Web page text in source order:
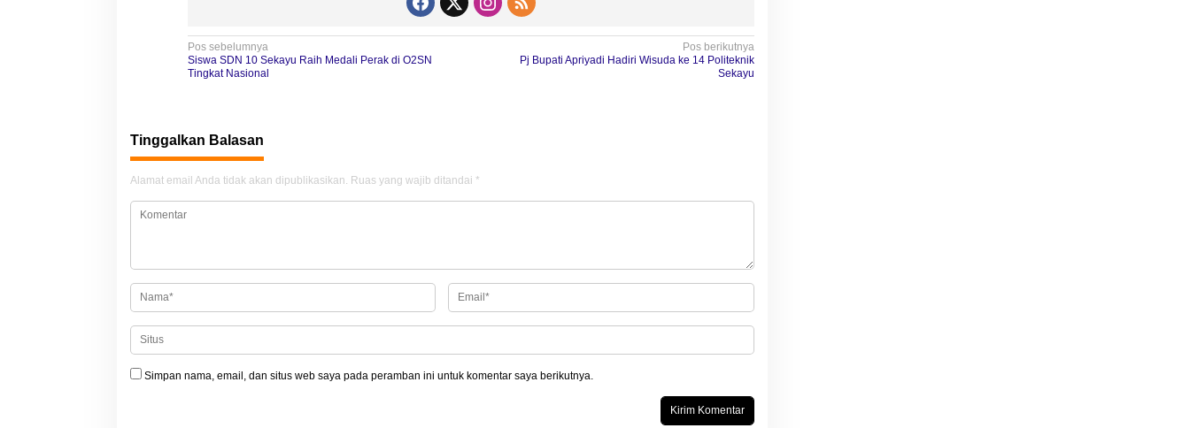
N
a
g
a
s
o
Pos sebelumnya
Siswa SDN 10 Sekayu Raih Medali Perak di O2SN
Tingkat Nasional
Pos berikutnya
Pj Bupati Apriyadi Hadiri Wisuda ke 14 Politeknik
Sekayu
Tinggalkan Balasan
Alamat email Anda tidak akan dipublikasikan. Ruas yang wajib ditandai *
Simpan nama, email, dan situs web saya pada peramban ini untuk komentar saya berikutnya.